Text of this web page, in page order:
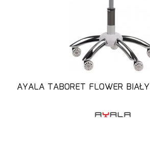
AYALA TABORET FLOWER BIAŁY